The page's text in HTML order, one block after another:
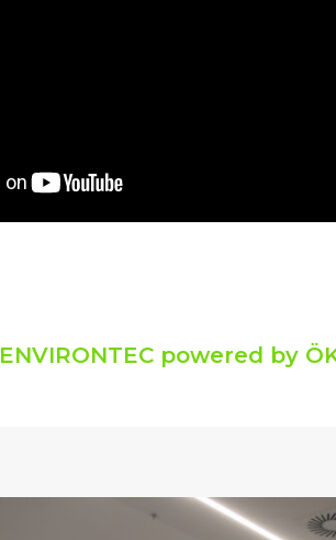
ENVIRONTEC powered by